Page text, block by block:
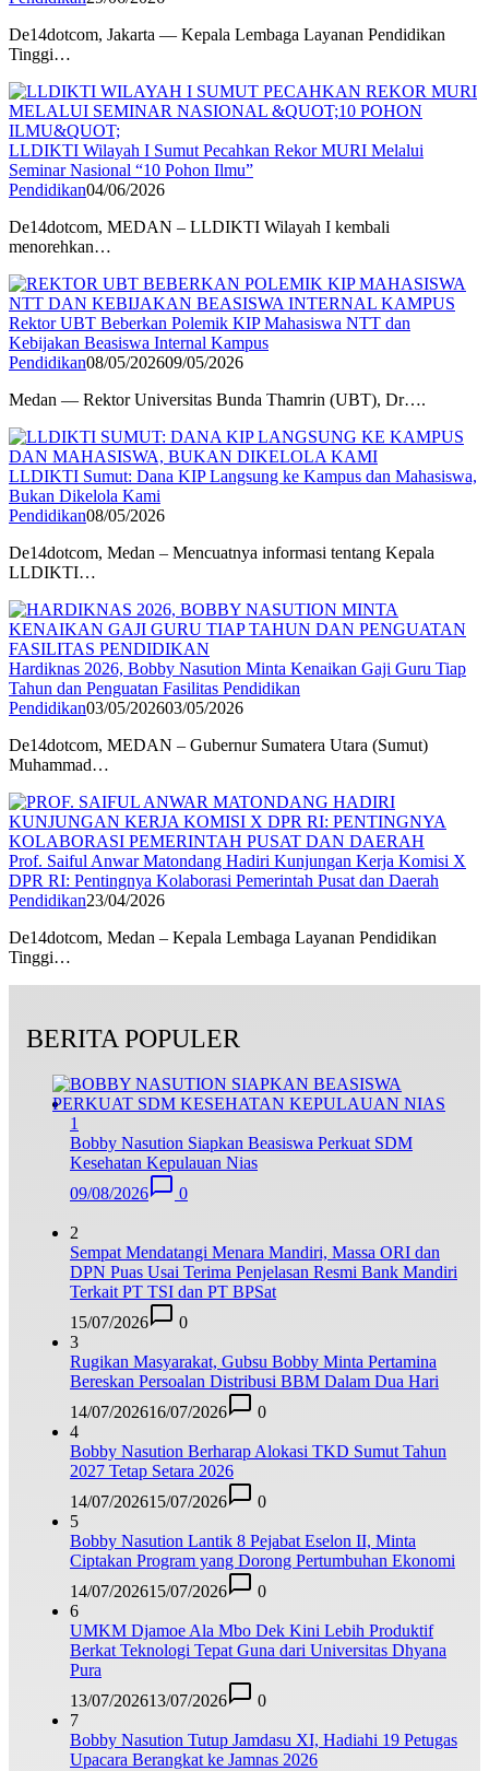
De14dotcom, Jakarta — Kepala Lembaga Layanan Pendidikan
Tinggi…
LLDIKTI Wilayah I Sumut Pecahkan Rekor MURI Melalui
Seminar Nasional “10 Pohon Ilmu”
Pendidikan04/06/2026
De14dotcom, MEDAN – LLDIKTI Wilayah I kembali
menorehkan…
Rektor UBT Beberkan Polemik KIP Mahasiswa NTT dan
Kebijakan Beasiswa Internal Kampus
Pendidikan08/05/202609/05/2026
Medan — Rektor Universitas Bunda Thamrin (UBT), Dr….
LLDIKTI Sumut: Dana KIP Langsung ke Kampus dan Mahasiswa,
Bukan Dikelola Kami
Pendidikan08/05/2026
De14dotcom, Medan – Mencuatnya informasi tentang Kepala
LLDIKTI…
Hardiknas 2026, Bobby Nasution Minta Kenaikan Gaji Guru Tiap
Tahun dan Penguatan Fasilitas Pendidikan
Pendidikan03/05/202603/05/2026
De14dotcom, MEDAN – Gubernur Sumatera Utara (Sumut)
Muhammad…
Prof. Saiful Anwar Matondang Hadiri Kunjungan Kerja Komisi X
DPR RI: Pentingnya Kolaborasi Pemerintah Pusat dan Daerah
Pendidikan23/04/2026
De14dotcom, Medan – Kepala Lembaga Layanan Pendidikan
Tinggi…
BERITA POPULER
1
Bobby Nasution Siapkan Beasiswa Perkuat SDM
Kesehatan Kepulauan Nias
09/08/2026
0
2
Sempat Mendatangi Menara Mandiri, Massa ORI dan
DPN Puas Usai Terima Penjelasan Resmi Bank Mandiri
Terkait PT TSI dan PT BPSat
15/07/2026
0
3
Rugikan Masyarakat, Gubsu Bobby Minta Pertamina
Bereskan Persoalan Distribusi BBM Dalam Dua Hari
14/07/202616/07/2026
0
4
Bobby Nasution Berharap Alokasi TKD Sumut Tahun
2027 Tetap Setara 2026
14/07/202615/07/2026
0
5
Bobby Nasution Lantik 8 Pejabat Eselon II, Minta
Ciptakan Program yang Dorong Pertumbuhan Ekonomi
14/07/202615/07/2026
0
6
UMKM Djamoe Ala Mbo Dek Kini Lebih Produktif
Berkat Teknologi Tepat Guna dari Universitas Dhyana
Pura
13/07/202613/07/2026
0
7
Bobby Nasution Tutup Jamdasu XI, Hadiahi 19 Petugas
Upacara Berangkat ke Jamnas 2026